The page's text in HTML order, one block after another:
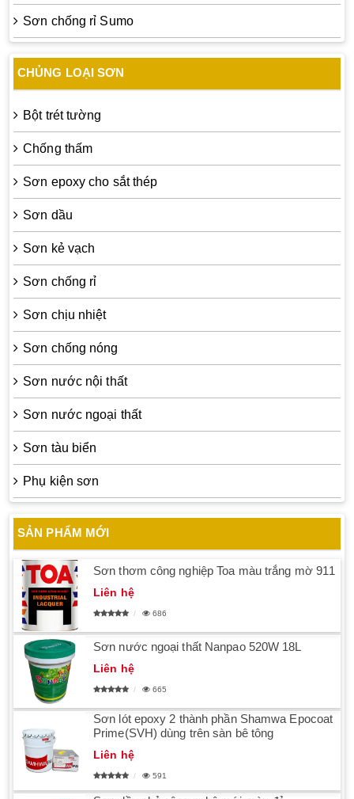
Sơn chống rỉ Sumo
CHỦNG LOẠI SƠN
Bột trét tường
Chống thấm
Sơn epoxy cho sắt thép
Sơn dầu
Sơn kẻ vạch
Sơn chống rỉ
Sơn chịu nhiệt
Sơn chống nóng
Sơn nước nội thất
Sơn nước ngoại thất
Sơn tàu biển
Phụ kiện sơn
SẢN PHẨM MỚI
Sơn thơm công nghiệp Toa màu trắng mờ 911
Liên hệ
686
Sơn nước ngoại thất Nanpao 520W 18L
Liên hệ
665
Sơn lót epoxy 2 thành phần Shamwa Epocoat
Prime(SVH) dùng trên sàn bê tông
Liên hệ
591